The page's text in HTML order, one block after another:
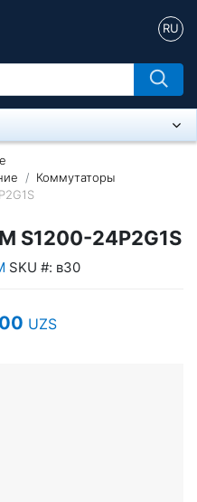
RU
Коммутаторы
S1200-24P2G1S
SKU #: в30
UZS